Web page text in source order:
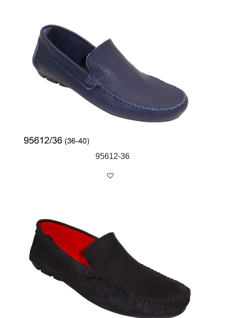
95612-36